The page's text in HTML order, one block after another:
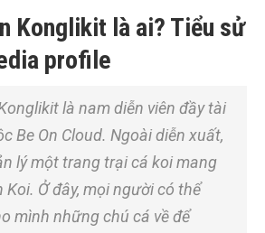
Konglikit là ai? Tiểu sử
profile
là nam diễn viên đầy tài
Be On Cloud. Ngoài diễn xuất,
lý một trang trại cá koi mang
Koi. Ở đây, mọi người có thể
mình những chú cá về để